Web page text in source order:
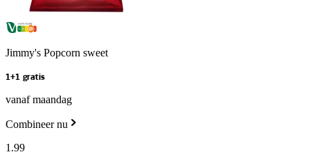
Jimmy's Popcorn sweet
1+1 gratis
vanaf maandag
Combineer nu
1 .99